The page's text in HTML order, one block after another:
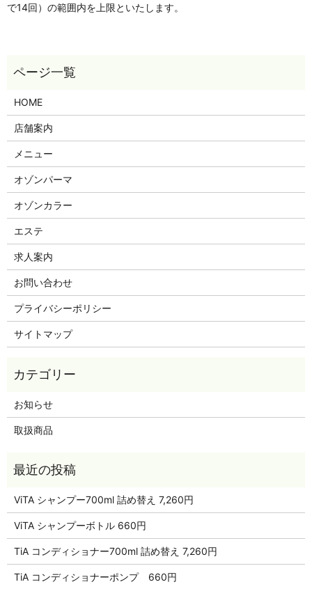
で14回）の範囲内を上限といたします。
HOME
店舗案内
メニュー
オゾンパーマ
オゾンカラー
エステ
求人案内
お問い合わせ
プライバシーポリシー
サイトマップ
お知らせ
取扱商品
ViTA シャンプー700ml 詰め替え 7,260円
ViTA シャンプーボトル 660円
TiA コンディショナー700ml 詰め替え 7,260円
TiA コンディショナーポンプ 660円